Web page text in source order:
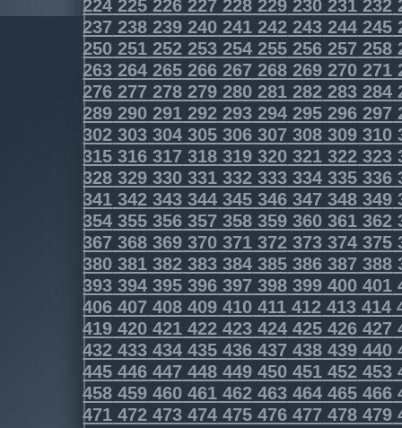
224 225 226 227 228 229 230 231 232
237 238 239 240 241 242 243 244 245
250 251 252 253 254 255 256 257 258
263 264 265 266 267 268 269 270 271
276 277 278 279 280 281 282 283 284
289 290 291 292 293 294 295 296 297
302 303 304 305 306 307 308 309 310
315 316 317 318 319 320 321 322 323
328 329 330 331 332 333 334 335 336
341 342 343 344 345 346 347 348 349
354 355 356 357 358 359 360 361 362
367 368 369 370 371 372 373 374 375
380 381 382 383 384 385 386 387 388
393 394 395 396 397 398 399 400 401
406 407 408 409 410 411 412 413 414
419 420 421 422 423 424 425 426 427
432 433 434 435 436 437 438 439 440
445 446 447 448 449 450 451 452 453
458 459 460 461 462 463 464 465 466
471 472 473 474 475 476 477 478 479